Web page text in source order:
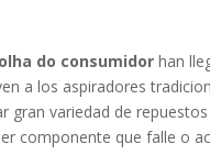
do consumidor han
a los aspiradores
gran variedad de
componente que falle o